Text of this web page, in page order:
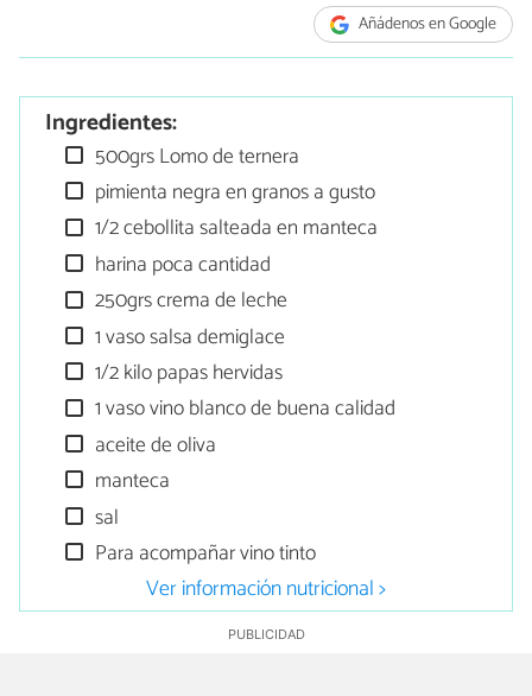
Añádenos en Google
Ingredientes:
500grs Lomo de ternera
pimienta negra en granos a gusto
1/2 cebollita salteada en manteca
harina poca cantidad
250grs crema de leche
1 vaso salsa demiglace
1/2 kilo papas hervidas
1 vaso vino blanco de buena calidad
aceite de oliva
manteca
sal
Para acompañar vino tinto
Ver información nutricional >